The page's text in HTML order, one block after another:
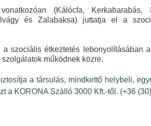
(Kálócfa, Kerkabarabás,
és Zalabaksa) juttatja el a
szociális étkeztetés lebonyolításában
működnek közre.
a társulás, mindkettő helybeli,
a KORONA Szálló 3000 Kft.-től. (+36